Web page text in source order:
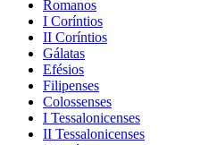
Romanos
I Coríntios
II Coríntios
Gálatas
Efésios
Filipenses
Colossenses
I Tessalonicenses
II Tessalonicenses